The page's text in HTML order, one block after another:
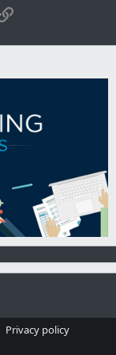
chỉ Email
Privacy policy